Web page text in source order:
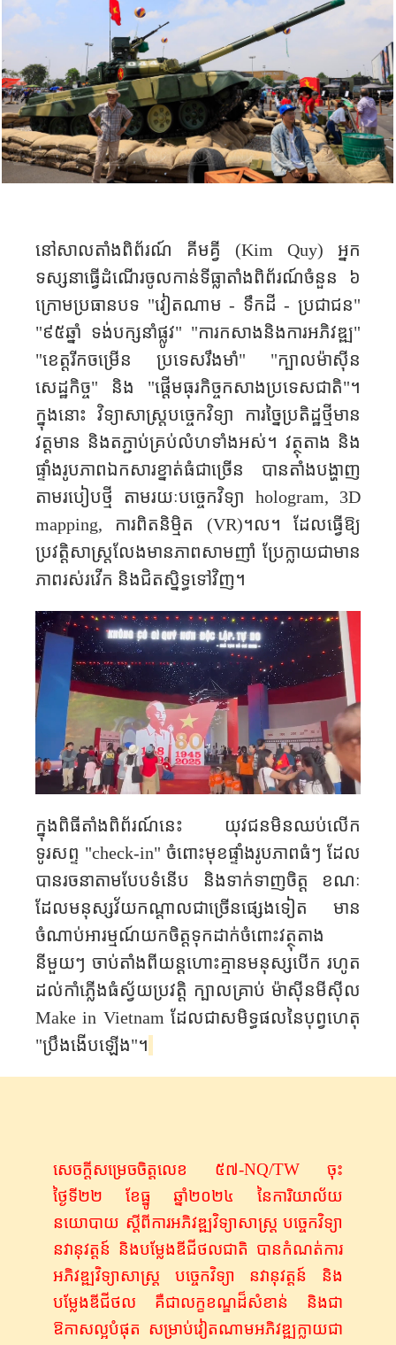
នៅសាលតាំង​ពិព័រណ៍ គីម​គ្វី (Kim Quy) អ្នក​
ទស្សនា​ធ្វើ​ដំណើរ​ចូលកាន់ទីធ្លាតាំង​ពិព័រណ៍​ចំនួន ៦
ក្រោម​ប្រធាន​បទ "វៀត​ណាម - ទឹក​ដី​ - ប្រជាជន"
"៩៥ឆ្នាំ​ ទង់បក្សនាំផ្លូវ" "ការ​កសាងនិងការ​អភិវឌ្ឍ"
"ខេត្តរីកចម្រើន ប្រទេសរឹងមាំ" "ក្បាលម៉ាស៊ីន
សេដ្ឋកិច្ច" និង "ផ្តើម​ធុរកិច្ច​កសាងប្រទេសជាតិ​"។
ក្នុងនោះ វិទ្យាសាស្ត្រ​បច្ចេកវិទ្យា ការច្នៃប្រតិដ្ឋ​ថ្មី​មាន
វត្តមាន និងត​ភ្ជាប់គ្រប់លំហទាំង​អស់។ វត្ថុតាង និង
ផ្ទាំងរូបភាពឯកសារខ្នាត់ធំជាច្រើន បានតាំង​បង្ហាញ​
តាមរបៀប​ថ្មី ​តាម​រយៈ​​បច្ចេកវិទ្យា​ hologram, 3D
mapping, ការពិតនិម្មិត​ (VR)។ល។ ដែល​ធ្វើឱ្យ​
ប្រវត្តិសាស្ត្រ​លែងមានភាព​សាមញាំ ប្រែក្លាយ​ជាមាន
ភាព​រស់រវើក​ និងជិតស្និទ្ធទៅវិញ​។
ក្នុងពិធីតាំង​ពិព័រណ៍នេះ យុវជនមិនឈប់លើក​
ទូរសព្ទ​ "check-in" ចំពោះ​មុខ​ផ្ទាំង​រូបភាពធំ​ៗ ដែល​
បាន​រចនា​តាម​បែបទំនើប និង​ទាក់ទាញចិត្ត​ ខណៈ​
ដែល​មនុស្សវ័យកណ្តាលជាច្រើន​ផ្សេងទៀត មាន
ចំណាប់អារម្មណ៍​យកចិត្តទុកដាក់ចំពោះវត្ថុតាង​
នីមួយៗ ចាប់តាំង​ពីយន្តហោះគ្មានមនុស្សបើក រហូត​
ដល់កាំភ្លើង​ធំស្វ័យ​ប្រវត្តិ ក្បាល​គ្រាប់ ម៉ាស៊ីន​មីស៊ីល​
Make in Vietnam ដែលជាសមិទ្ធផលនៃបុព្វហេតុ​
"ប្រឹងងើប​ឡើង"​។
សេចក្តី​សម្រេច​ចិត្ត​លេខ ៥៧-NQ/TW ចុះ
ថ្ងៃទី២២ ខែធ្នូ ឆ្នាំ២០២៤ នៃ​ការិយាល័យ
នយោបាយ ស្តីពីការអភិវឌ្ឍ​វិទ្យាសាស្ត្រ បច្ចេកវិទ្យា
នវានុវត្តន៍ និង​បម្លែងឌីជីថល​ជាតិ បាន​កំណត់​ការ
អភិវឌ្ឍ​វិទ្យាសាស្ត្រ បច្ចេកវិទ្យា នវានុវត្តន៍ និង​
បម្លែង​ឌីជីថល គឺ​ជាលក្ខខណ្ឌ​ដ៏សំខាន់ និងជា​
ឱកាសល្អបំផុត សម្រាប់វៀតណាម​អភិវឌ្ឍ​ក្លាយជា